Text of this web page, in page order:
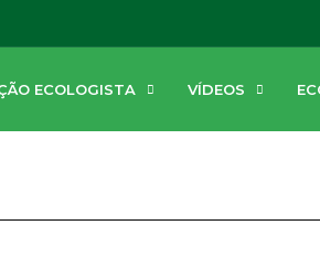
ECOLOGISTA VÍDEOS